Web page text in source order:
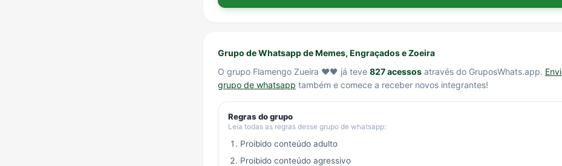
Grupo de Whatsapp de Memes, Engraçados e Zoeira
O grupo Flamengo Zueira ❤️🖤 já teve 827 acessos através do GruposWhats.app.
grupo de whatsapp também e comece a receber novos integrantes!
Regras do grupo
Leia todas as regras desse grupo de whatsapp:
Proibido conteúdo adulto
Proibido conteúdo agressivo